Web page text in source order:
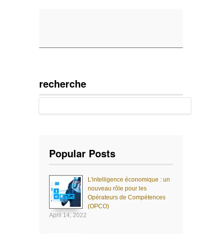
recherche
Popular Posts
L'intelligence économique : un
nouveau rôle pour les
Opérateurs de Compétences
(OPCO)
April 14, 2022